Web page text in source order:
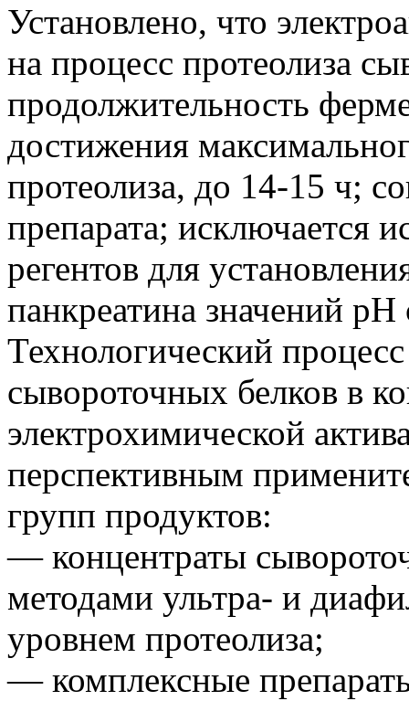
Установлено, что
на процесс протеолиза
продолжительность
достижения
протеолиза, до 14-15 ч;
препарата; исключается
регентов для
панкреатина значений pH
Технологический
сывороточных белков в
электрохимической
перспективным
групп продуктов:
— концентраты
методами ультра- и
уровнем протеолиза;
— комплексные